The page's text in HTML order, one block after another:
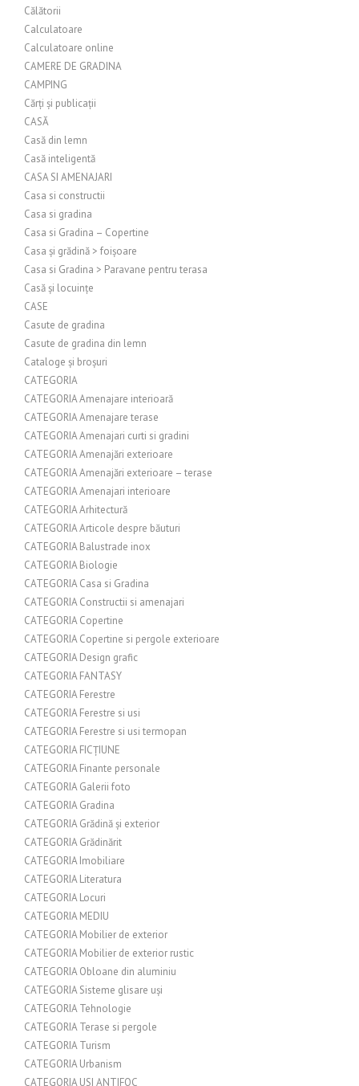
Călătorii
Calculatoare
Calculatoare online
CAMERE DE GRADINA
CAMPING
Cărți și publicații
CASĂ
Casă din lemn
Casă inteligentă
CASA SI AMENAJARI
Casa si constructii
Casa si gradina
Casa si Gradina – Copertine
Casa și grădină > foișoare
Casa si Gradina > Paravane pentru terasa
Casă și locuințe
CASE
Casute de gradina
Casute de gradina din lemn
Cataloge și broșuri
CATEGORIA
CATEGORIA Amenajare interioară
CATEGORIA Amenajare terase
CATEGORIA Amenajari curti si gradini
CATEGORIA Amenajări exterioare
CATEGORIA Amenajări exterioare – terase
CATEGORIA Amenajari interioare
CATEGORIA Arhitectură
CATEGORIA Articole despre băuturi
CATEGORIA Balustrade inox
CATEGORIA Biologie
CATEGORIA Casa si Gradina
CATEGORIA Constructii si amenajari
CATEGORIA Copertine
CATEGORIA Copertine si pergole exterioare
CATEGORIA Design grafic
CATEGORIA FANTASY
CATEGORIA Ferestre
CATEGORIA Ferestre si usi
CATEGORIA Ferestre si usi termopan
CATEGORIA FICȚIUNE
CATEGORIA Finante personale
CATEGORIA Galerii foto
CATEGORIA Gradina
CATEGORIA Grădină și exterior
CATEGORIA Grădinărit
CATEGORIA Imobiliare
CATEGORIA Literatura
CATEGORIA Locuri
CATEGORIA MEDIU
CATEGORIA Mobilier de exterior
CATEGORIA Mobilier de exterior rustic
CATEGORIA Obloane din aluminiu
CATEGORIA Sisteme glisare uși
CATEGORIA Tehnologie
CATEGORIA Terase si pergole
CATEGORIA Turism
CATEGORIA Urbanism
CATEGORIA USI ANTIFOC